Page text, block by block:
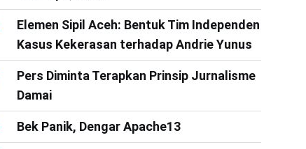
Elemen Sipil Aceh: Bentuk Tim Independen
Kasus Kekerasan terhadap Andrie Yunus
Pers Diminta Terapkan Prinsip Jurnalisme
Damai
Bek Panik, Dengar Apache13